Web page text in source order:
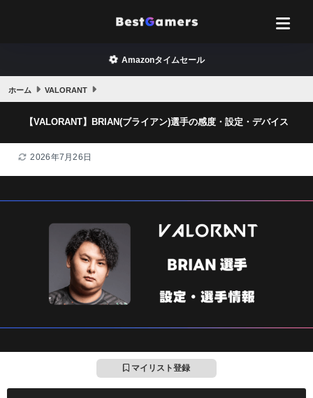
Amazonタイムセール
ホーム VALORANT
【VALORANT】BRIAN(ブライアン)選手の感度・設定・デバイス
2026年7月26日
マイリスト登録